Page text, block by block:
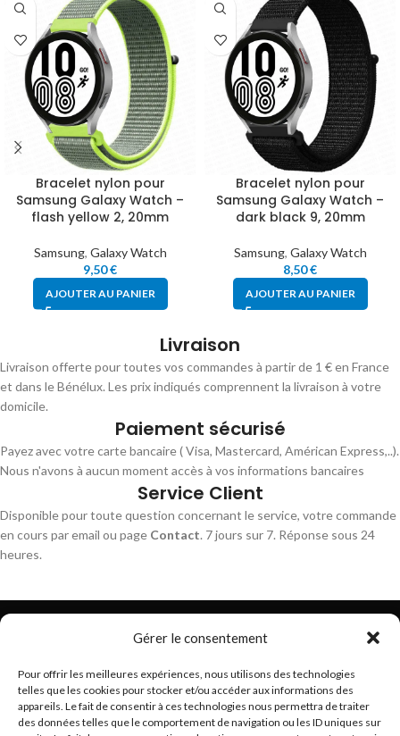
Gérer le consentement
Pour offrir les meilleures expériences, nous utilisons des technologies
telles que les cookies pour stocker et/ou accéder aux informations des
appareils. Le fait de consentir à ces technologies nous permettra de traiter
des données telles que le comportement de navigation ou les ID uniques sur
Bracelet nylon pour
Samsung Galaxy Watch –
flash yellow 2, 20mm
Samsung, Galaxy Watch
9,50€
AJOUTER AU PANIER
Bracelet nylon pour
Samsung Galaxy Watch –
dark black 9, 20mm
Samsung, Galaxy Watch
8,50€
AJOUTER AU PANIER
Livraison
Livraison offerte pour toutes vos commandes à partir de 1 € en France
et dans le Bénélux. Les prix indiqués comprennent la livraison à votre
domicile.
Paiement sécurisé
Payez avec votre carte bancaire ( Visa, Mastercard, Américan Express,..).
Nous n'avons à aucun moment accès à vos informations bancaires
Service Client
Disponible pour toute question concernant le service, votre commande
en cours par email ou page Contact. 7 jours sur 7. Réponse sous 24
heures.
Trouvez les meilleurs bracelets de montres connectés
hello@braceletsmartwatch.com